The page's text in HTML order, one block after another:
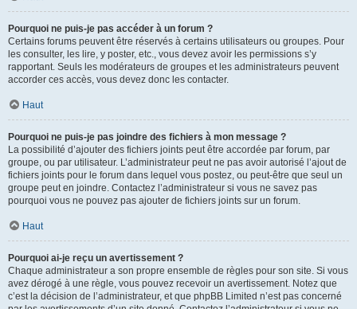
Pourquoi ne puis-je pas accéder à un forum ?
Certains forums peuvent être réservés à certains utilisateurs ou groupes. Pour
les consulter, les lire, y poster, etc., vous devez avoir les permissions s’y
rapportant. Seuls les modérateurs de groupes et les administrateurs peuvent
accorder ces accès, vous devez donc les contacter.
Haut
Pourquoi ne puis-je pas joindre des fichiers à mon message ?
La possibilité d’ajouter des fichiers joints peut être accordée par forum, par
groupe, ou par utilisateur. L’administrateur peut ne pas avoir autorisé l’ajout de
fichiers joints pour le forum dans lequel vous postez, ou peut-être que seul un
groupe peut en joindre. Contactez l’administrateur si vous ne savez pas
pourquoi vous ne pouvez pas ajouter de fichiers joints sur un forum.
Haut
Pourquoi ai-je reçu un avertissement ?
Chaque administrateur a son propre ensemble de règles pour son site. Si vous
avez dérogé à une règle, vous pouvez recevoir un avertissement. Notez que
c’est la décision de l’administrateur, et que phpBB Limited n’est pas concerné